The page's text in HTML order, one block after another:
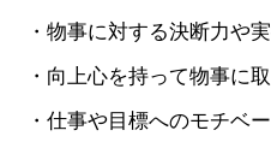
・物事に対する決断力や
・向上心を持って物事に
・仕事や目標へのモチベ